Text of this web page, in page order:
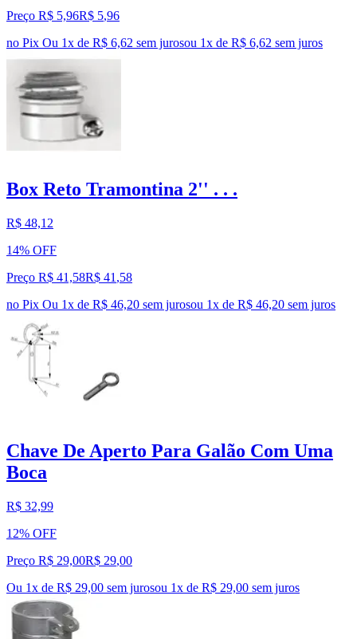
Preço R$ 5,96R$ 5,96
no Pix Ou 1x de R$ 6,62 sem jurosou 1x de R$ 6,62 sem juros
Box Reto Tramontina 2'' . . .
R$ 48,12
14% OFF
Preço R$ 41,58R$ 41 ,58
no Pix Ou 1x de R$ 46,20 sem jurosou 1x de R$ 46,20 sem juros
Chave De Aperto Para Galão Com Uma
Boca
R$ 32,99
12% OFF
Preço R$ 29,00R$ 29,00
Ou 1x de R$ 29,00 sem jurosou 1x de R$ 29,00 sem juros